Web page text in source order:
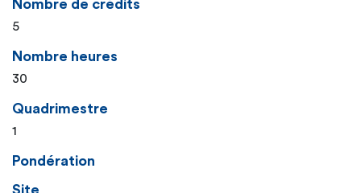
Nombre de crédits
5
Nombre heures
30
Quadrimestre
1
Pondération
Site